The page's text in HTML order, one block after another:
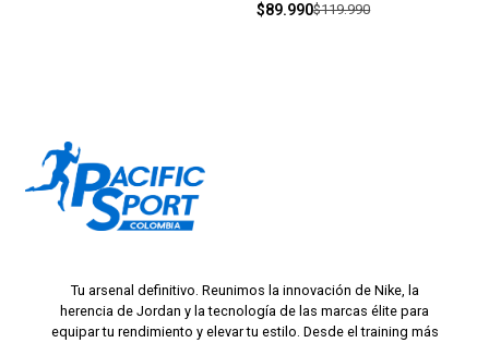
$89.990$119.990
Tu arsenal definitivo. Reunimos la innovación de Nike, la
herencia de Jordan y la tecnología de las marcas élite para
equipar tu rendimiento y elevar tu estilo. Desde el training más